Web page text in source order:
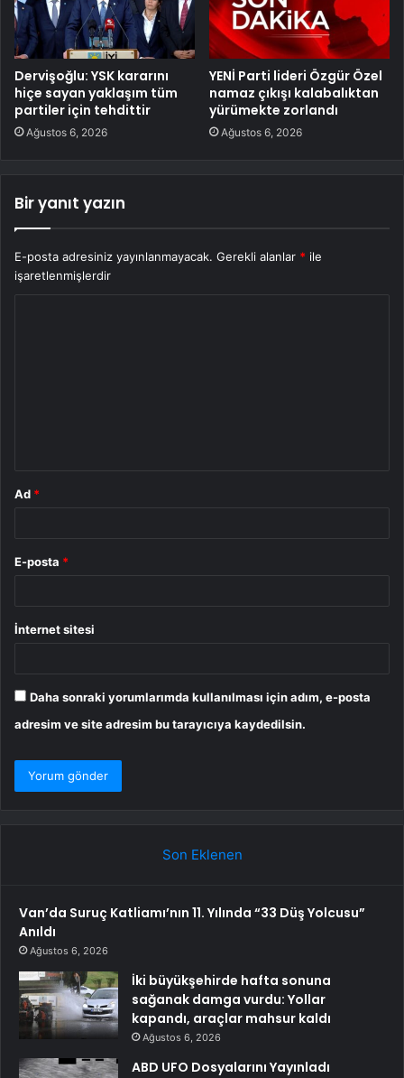
Dervişoğlu: YSK kararını
hiçe sayan yaklaşım tüm
partiler için tehdittir
Ağustos 6, 2026
YENİ Parti lideri Özgür Özel
namaz çıkışı kalabalıktan
yürümekte zorlandı
Ağustos 6, 2026
Bir yanıt yazın
E-posta adresiniz yayınlanmayacak. Gerekli alanlar * ile
işaretlenmişlerdir
Ad *
E-posta *
İnternet sitesi
Daha sonraki yorumlarımda kullanılması için adım, e-posta
adresim ve site adresim bu tarayıcıya kaydedilsin.
Son Eklenen
Van’da Suruç Katliamı’nın 11. Yılında “33 Düş Yolcusu”
Anıldı
Ağustos 6, 2026
İki büyükşehirde hafta sonuna
sağanak damga vurdu: Yollar
kapandı, araçlar mahsur kaldı
Ağustos 6, 2026
ABD UFO Dosyalarını Yayınladı